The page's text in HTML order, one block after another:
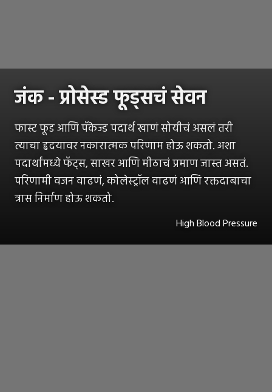
जंक - प्रोसेस्ड फूड्सचं सेवन
फास्ट फूड आणि पॅकेज्ड पदार्थ खाणं सोयीचं असलं तरी
त्याचा हृदयावर नकारात्मक परिणाम होऊ शकतो. अशा
पदार्थांमध्ये फॅट्स, साखर आणि मीठाचं प्रमाण जास्त असतं.
परिणामी वजन वाढणं, कोलेस्ट्रॉल वाढणं आणि रक्तदाबाचा
त्रास निर्माण होऊ शकतो.
High Blood Pressure